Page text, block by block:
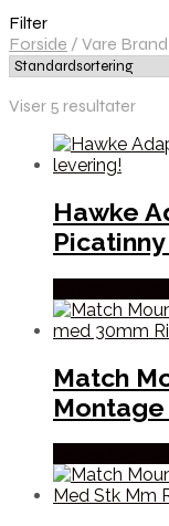
Filter
Forside / Vare Brand
Viser 5 resultater
Hawke
Match